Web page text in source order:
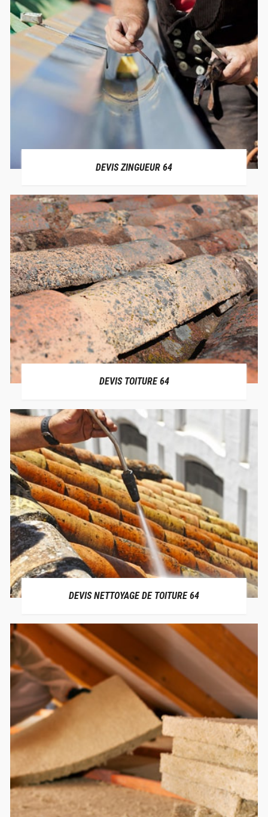
DEVIS ZINGUEUR 64
DEVIS TOITURE 64
DEVIS NETTOYAGE DE TOITURE 64